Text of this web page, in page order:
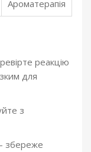
Ароматерапія
реакцію
для
з
збереже